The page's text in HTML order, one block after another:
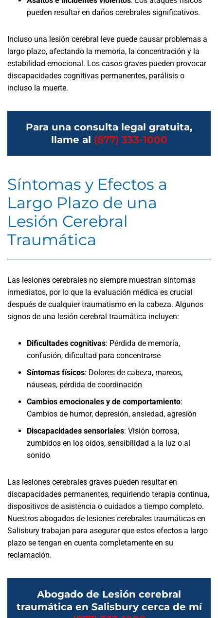
pueden resultar en daños cerebrales significativos.
Incluso una lesión cerebral leve puede causar problemas a
largo plazo, afectando la memoria, la concentración y la
estabilidad emocional. Los casos graves pueden provocar
discapacidades cognitivas permanentes, parálisis o
incluso la muerte.
Para una consulta legal gratuita,
llame al (877) 333-1000
Síntomas y Efectos a
Largo Plazo de una
Lesión Cerebral
Traumática
Las lesiones cerebrales no siempre muestran síntomas
inmediatos, por lo que la evaluación médica es crucial
después de cualquier traumatismo en la cabeza. Algunos
signos de una lesión cerebral traumática incluyen:
Dificultades cognitivas: Pérdida de memoria,
confusión, dificultad para concentrarse
Síntomas físicos: Dolores de cabeza, mareos,
náuseas, pérdida de coordinación
Cambios emocionales y de comportamiento:
Cambios de humor, depresión, ansiedad, agresión
Discapacidades sensoriales: Visión borrosa,
zumbidos en los oídos, sensibilidad a la luz o al
sonido
Las lesiones cerebrales graves pueden resultar en
discapacidades permanentes, requiriendo terapia continua,
dispositivos de asistencia o cuidados a tiempo completo.
Nuestros abogados de lesiones cerebrales traumáticas en
Salisbury trabajan para asegurar que estos efectos a largo
plazo se tengan en cuenta completamente en su
reclamación.
Abogado de Lesión cerebral
traumática en Salisbury cerca de mí